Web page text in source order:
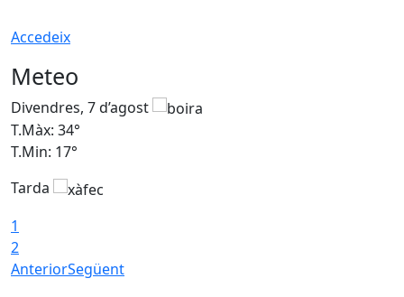
Accedeix
Meteo
Divendres, 7 d’agost
T.Màx: 34°
T.Min: 17°
Tarda
1
2
AnteriorSegüent